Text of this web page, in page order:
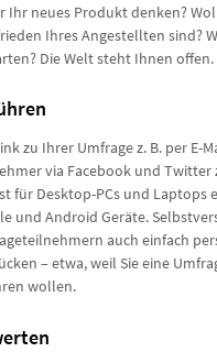
Ihr neues Produkt denken?
Ihres Angestellten sind?
Die Welt steht Ihnen offen.
zu Ihrer Umfrage z. B. per E-
via Facebook und Twitter
für Desktop-PCs und Laptops
und Android Geräte.
auch einfach
– etwa, weil Sie eine
wollen.